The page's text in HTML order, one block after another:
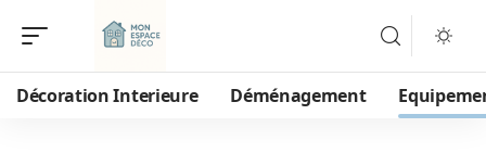
Décoration Interieure Déménagement